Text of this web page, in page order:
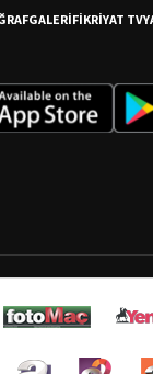
GALERİFİKRİYAT TV